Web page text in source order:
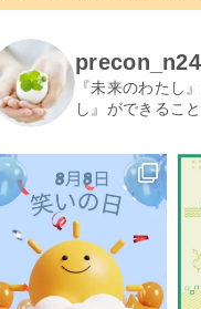
precon_n24
『未来のわたし
し』ができること